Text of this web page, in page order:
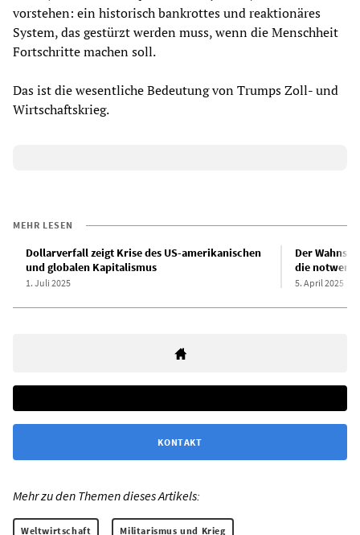
vorstehen: ein historisch bankrottes und reaktionäres
System, das gestürzt werden muss, wenn die Menschheit
Fortschritte machen soll.
Das ist die wesentliche Bedeutung von Trumps Zoll- und
Wirtschaftskrieg.
MEHR LESEN
Dollarverfall zeigt Krise des US-amerikanischen
und globalen Kapitalismus
1. Juli 2025
Der
die
5. April 2025
KONTAKT
Mehr zu den Themen dieses Artikels:
Weltwirtschaft Militarismus und Krieg